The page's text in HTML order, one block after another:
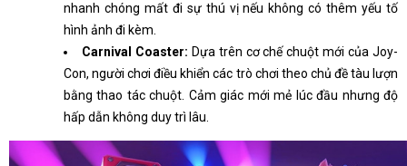
nhanh chóng mất đi sự thú vị nếu không có thêm yếu tố
hình ảnh đi kèm.
Carnival Coaster: Dựa trên cơ chế chuột mới của Joy-
Con, người chơi điều khiển các trò chơi theo chủ đề tàu lượn
bằng thao tác chuột. Cảm giác mới mẻ lúc đầu nhưng độ
hấp dẫn không duy trì lâu.